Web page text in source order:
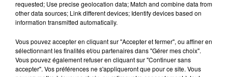
pour la première fois à Brumath.
Vous avez envie de savoir ce qu’il y a derrière les
apparences ?
Alors 3… 2… 1… Focus !
requested; Use precise geolocation data; Match and combine data from
other data sources; Link different devices; Identify devices based on
information transmitted automatically.
Vous pouvez accepter en cliquant sur "Accepter et fermer", ou affiner en
sélectionnant les finalités et/ou partenaires dans "Gérer mes choix".
Vous pouvez également refuser en cliquant sur "Continuer sans
accepter". Vos préférences ne s'appliqueront que pour ce site. Vous